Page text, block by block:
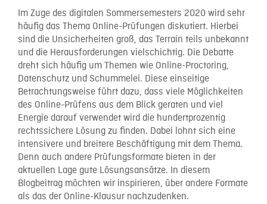
Im Zuge des digitalen Sommersemesters 2020 wird sehr
häufig das Thema Online-Prüfungen diskutiert. Hierbei
sind die Unsicherheiten groß, das Terrain teils unbekannt
und die Herausforderungen vielschichtig. Die Debatte
dreht sich häufig um Themen wie Online-Proctoring,
Datenschutz und Schummelei. Diese einseitige
Betrachtungsweise führt dazu, dass viele Möglichkeiten
des Online-Prüfens aus dem Blick geraten und viel
Energie darauf verwendet wird die hundertprozentig
rechtssichere Lösung zu finden. Dabei lohnt sich eine
intensivere und breitere Beschäftigung mit dem Thema.
Denn auch andere Prüfungsformate bieten in der
aktuellen Lage gute Lösungsansätze. In diesem
Blogbeitrag möchten wir inspirieren, über andere Formate
als das der Online-Klausur nachzudenken.